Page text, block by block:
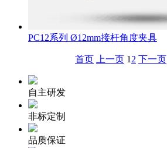
PC12系列 Ø12mm接杆角度夹具
首页 上一页 1 2 下一页
自主研发
非标定制
品质保证